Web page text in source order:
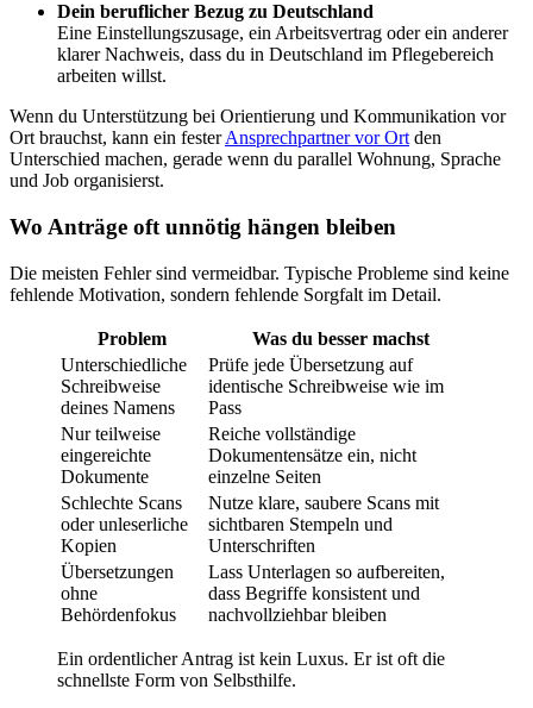
Dein beruflicher Bezug zu Deutschland
Eine Einstellungszusage, ein Arbeitsvertrag oder ein anderer
klarer Nachweis, dass du in Deutschland im Pflegebereich
arbeiten willst.
Wenn du Unterstützung bei Orientierung und Kommunikation vor
Ort brauchst, kann ein festerAnsprechpartner vor Ort den
Unterschied machen, gerade wenn du parallel Wohnung, Sprache
und Job organisierst.
Wo Anträge oft unnötig hängen bleiben
Die meisten Fehler sind vermeidbar. Typische Probleme sind keine
fehlende Motivation, sondern fehlende Sorgfalt im Detail.
Problem
Was du besser machst
Unterschiedliche
Schreibweise
deines Namens
Prüfe jede Übersetzung auf
identische Schreibweise wie im
Pass
Nur teilweise
eingereichte
Dokumente
Reiche vollständige
Dokumentensätze ein, nicht
einzelne Seiten
Schlechte Scans
oder unleserliche
Kopien
Nutze klare, saubere Scans mit
sichtbaren Stempeln und
Unterschriften
Übersetzungen
ohne
Behördenfokus
Lass Unterlagen so aufbereiten,
dass Begriffe konsistent und
nachvollziehbar bleiben
Ein ordentlicher Antrag ist kein Luxus. Er ist oft die
schnellste Form von Selbsthilfe.